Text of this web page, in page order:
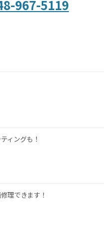
967-5119
ィングも！
理できます！